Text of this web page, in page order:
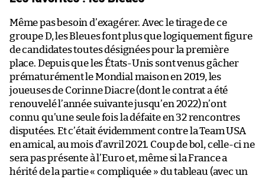
Même pas besoin d’exagérer. Avec le tirage de ce
groupe D, les Bleues font plus que logiquement figure
de candidates toutes désignées pour la première
place. Depuis que les États-Unis sont venus gâcher
prématurément le Mondial maison en 2019, les
joueuses de Corinne Diacre (dont le contrat a été
renouvelé l’année suivante jusqu’en 2022) n’ont
connu qu’une seule fois la défaite en 32 rencontres
disputées. Et c’était évidemment contre la Team USA
en amical, au mois d’avril 2021. Coup de bol, celle-ci ne
sera pas présente à l’Euro et, même si la France a
hérité de la partie « compliquée » du tableau (avec un